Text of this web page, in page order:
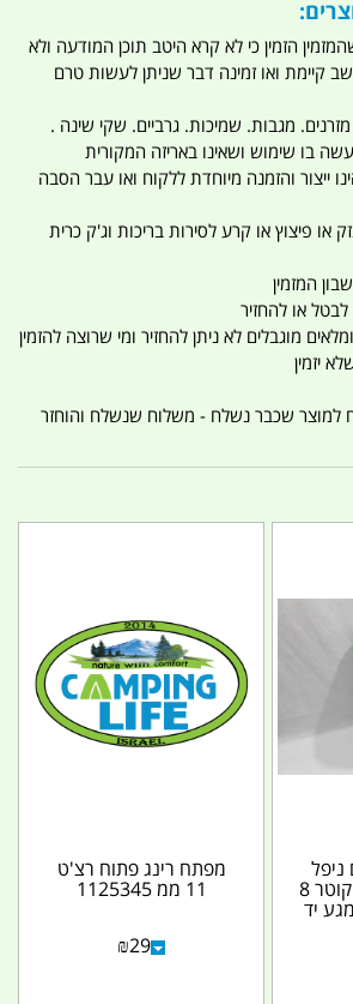
הזמין כי לא קרא היטב תוכן המודעה ולא
קיימת ואו זמינה דבר שניתן לעשות טרם
מזרנים. מגבות. שמיכות. גרביים. שקי שינה .
בו שימוש ושאינו באריזה המקורית
ייצור והזמנה מיוחדת ללקוח ואו עבר הסבה
או פיצוץ או קרע לסירות בריכות וג'ק כרית
המזמין
לבטל או להחזיר
מוגבלים לא ניתן להחזיר ומי שרוצה להזמין
יזמין
למוצר שכבר נשלח - משלוח שנשלח והוחזר
ניפל
נחושת פליז יציאה קוטר 8
יד
מפתח רינג פתוח רצ'ט
11 ממ 1125345
₪29